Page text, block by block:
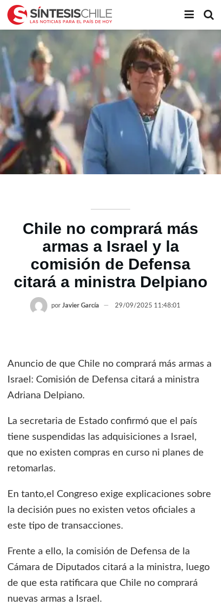
Chile no comprará más
armas a Israel y la
comisión de Defensa
citará a ministra Delpiano
por Javier García 29/09/2025 11:48:01
Anuncio de que Chile no comprará más armas a
Israel: Comisión de Defensa citará a ministra
Adriana Delpiano.
La secretaria de Estado confirmó que el país
tiene suspendidas las adquisiciones a Israel,
que no existen compras en curso ni planes de
retomarlas.
En tanto,el Congreso exige explicaciones sobre
la decisión pues no existen vetos oficiales a
este tipo de transacciones.
Frente a ello, la comisión de Defensa de la
Cámara de Diputados citará a la ministra, luego
de que esta ratificara que Chile no comprará
nuevas armas a Israel.